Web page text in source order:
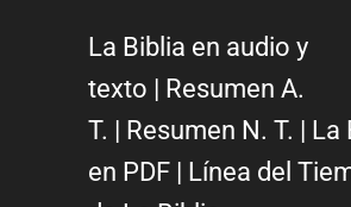
La Biblia en audio y
texto | Resumen A.
T. | Resumen N. T. | La
en PDF| Línea del